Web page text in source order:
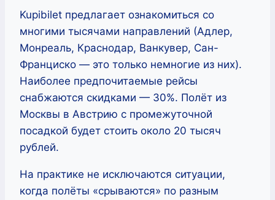
Kupibilet предлагает ознакомиться со
многими тысячами направлений (Адлер,
Монреаль, Краснодар, Ванкувер, Сан-
Франциско — это только немногие из них).
Наиболее предпочитаемые рейсы
снабжаются скидками — 30%. Полёт из
Москвы в Австрию с промежуточной
посадкой будет стоить около 20 тысяч
рублей.
На практике не исключаются ситуации,
когда полёты «срываются» по разным